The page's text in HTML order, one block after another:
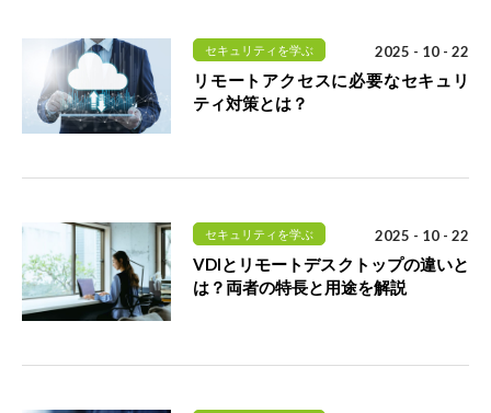
セキュリティを学ぶ 2025 - 10 - 22
リモートアクセスに必要なセキュリ
ティ対策とは？
セキュリティを学ぶ 2025 - 10 - 22
VDIとリモートデスクトップの違いと
は？両者の特長と用途を解説